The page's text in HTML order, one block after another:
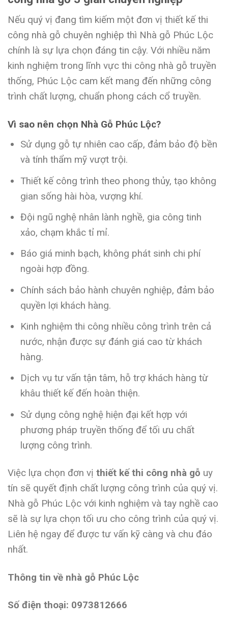
Nếu quý vị đang tìm kiếm một đơn vị thiết kế thi
công nhà gỗ chuyên nghiệp thì Nhà gỗ Phúc Lộc
chính là sự lựa chọn đáng tin cậy. Với nhiều năm
kinh nghiệm trong lĩnh vực thi công nhà gỗ truyền
thống, Phúc Lộc cam kết mang đến những công
trình chất lượng, chuẩn phong cách cổ truyền.
Vì sao nên chọn Nhà Gỗ Phúc Lộc?
Sử dụng gỗ tự nhiên cao cấp, đảm bảo độ bền
và tính thẩm mỹ vượt trội.
Thiết kế công trình theo phong thủy, tạo không
gian sống hài hòa, vượng khí.
Đội ngũ nghệ nhân lành nghề, gia công tinh
xảo, chạm khắc tỉ mỉ.
Báo giá minh bạch, không phát sinh chi phí
ngoài hợp đồng.
Chính sách bảo hành chuyên nghiệp, đảm bảo
quyền lợi khách hàng.
Kinh nghiệm thi công nhiều công trình trên cả
nước, nhận được sự đánh giá cao từ khách
hàng.
Dịch vụ tư vấn tận tâm, hỗ trợ khách hàng từ
khâu thiết kế đến hoàn thiện.
Sử dụng công nghệ hiện đại kết hợp với
phương pháp truyền thống để tối ưu chất
lượng công trình.
Việc lựa chọn đơn vị thiết kế thi công nhà gỗ uy
tín sẽ quyết định chất lượng công trình của quý vị.
Nhà gỗ Phúc Lộc với kinh nghiệm và tay nghề cao
sẽ là sự lựa chọn tối ưu cho công trình của quý vị.
Liên hệ ngay để được tư vấn kỹ càng và chu đáo
nhất.
Thông tin về nhà gỗ Phúc Lộc
Số điện thoại: 0973812666